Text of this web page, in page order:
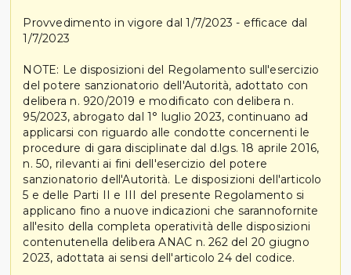
Provvedimento in vigore dal 1/7/2023 - efficace dal
1/7/2023
NOTE: Le disposizioni del Regolamento sull'esercizio
del potere sanzionatorio dell'Autorità, adottato con
delibera n. 920/2019 e modificato con delibera n.
95/2023, abrogato dal 1° luglio 2023, continuano ad
applicarsi con riguardo alle condotte concernenti le
procedure di gara disciplinate dal d.lgs. 18 aprile 2016,
n. 50, rilevanti ai fini dell'esercizio del potere
sanzionatorio dell'Autorità. Le disposizioni dell'articolo
5 e delle Parti II e III del presente Regolamento si
applicano fino a nuove indicazioni che sarannofornite
all'esito della completa operatività delle disposizioni
contenutenella delibera ANAC n. 262 del 20 giugno
2023, adottata ai sensi dell'articolo 24 del codice.